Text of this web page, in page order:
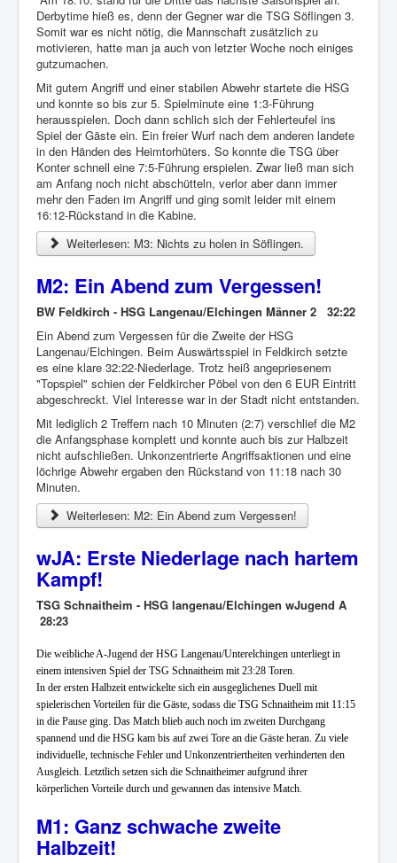
Derbytime hieß es, denn der Gegner war die TSG Söflingen 3.
Somit war es nicht nötig, die Mannschaft zusätzlich zu
motivieren, hatte man ja auch von letzter Woche noch einiges
gutzumachen.
Mit gutem Angriff und einer stabilen Abwehr startete die HSG
und konnte so bis zur 5. Spielminute eine 1:3-Führung
herausspielen. Doch dann schlich sich der Fehlerteufel ins
Spiel der Gäste ein. Ein freier Wurf nach dem anderen landete
in den Händen des Heimtorhüters. So konnte die TSG über
Konter schnell eine 7:5-Führung erspielen. Zwar ließ man sich
am Anfang noch nicht abschütteln, verlor aber dann immer
mehr den Faden im Angriff und ging somit leider mit einem
16:12-Rückstand in die Kabine.
Weiterlesen: M3: Nichts zu holen in Söflingen.
M2: Ein Abend zum Vergessen!
BW Feldkirch - HSG Langenau/Elchingen Männer 2 32:22
Ein Abend zum Vergessen für die Zweite der HSG
Langenau/Elchingen. Beim Auswärtsspiel in Feldkirch setzte
es eine klare 32:22-Niederlage. Trotz heiß angepriesenem
"Topspiel" schien der Feldkircher Pöbel von den 6 EUR Eintritt
abgeschreckt. Viel Interesse war in der Stadt nicht entstanden.
Mit lediglich 2 Treffern nach 10 Minuten (2:7) verschlief die M2
die Anfangsphase komplett und konnte auch bis zur Halbzeit
nicht aufschließen. Unkonzentrierte Angriffsaktionen und eine
löchrige Abwehr ergaben den Rückstand von 11:18 nach 30
Minuten.
Weiterlesen: M2: Ein Abend zum Vergessen!
wJA: Erste Niederlage nach hartem
Kampf!
TSG Schnaitheim - HSG langenau/Elchingen wJugend A
28:23
Die weibliche A-Jugend der HSG Langenau/Unterelchingen unterliegt in
einem intensiven Spiel der TSG Schnaitheim mit 23:28 Toren.
In der ersten Halbzeit entwickelte sich ein ausgeglichenes Duell mit
spielerischen Vorteilen für die Gäste, sodass die TSG Schnaitheim mit 11:15
in die Pause ging. Das Match blieb auch noch im zweiten Durchgang
spannend und die HSG kam bis auf zwei Tore an die Gäste heran. Zu viele
individuelle, technische Fehler und Unkonzentriertheiten verhinderten den
Ausgleich. Letztlich setzen sich die Schnaitheimer aufgrund ihrer
körperlichen Vorteile durch und gewannen das intensive Match.
M1: Ganz schwache zweite
Halbzeit!